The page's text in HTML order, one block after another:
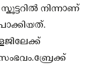
നിന്നാണ്